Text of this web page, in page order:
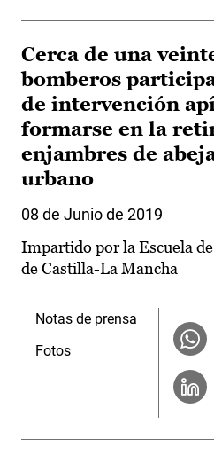
Cerca de una
bomberos
de intervención
formarse en la
enjambres de
urbano
08 de Junio de 2019
Impartido por la Escuela
de Castilla-La Mancha
Notas de prensa
Fotos